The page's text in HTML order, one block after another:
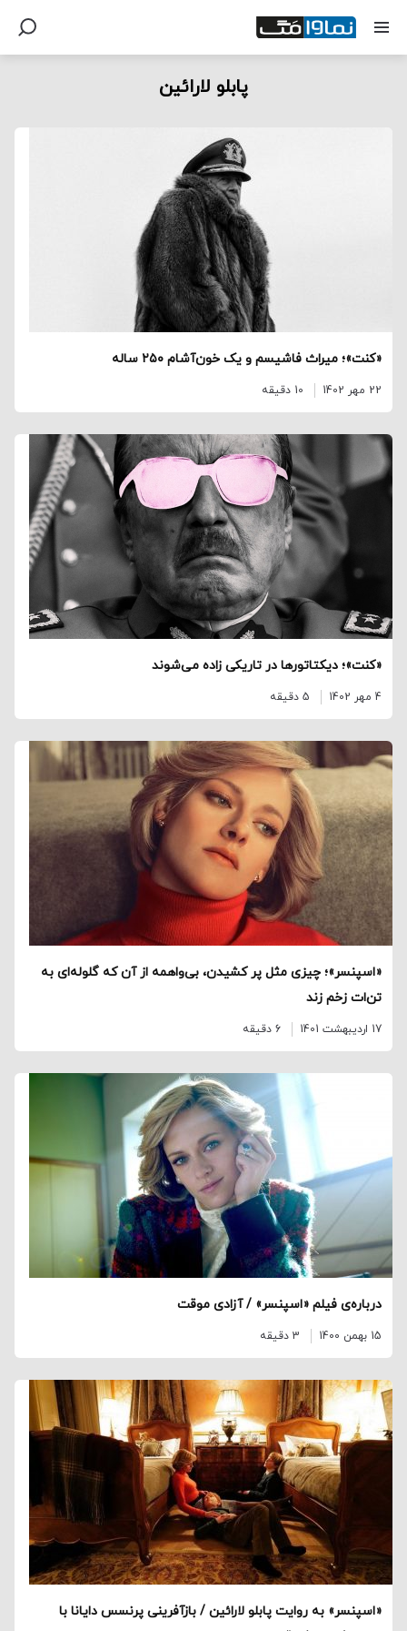
پابلو لارائین
«کنت»؛ میراث فاشیسم و یک خون‌آشام ۲۵۰ ساله
22 مهر 1402 10 دقیقه
«کنت»؛ دیکتاتورها در تاریکی زاده می‌شوند
4 مهر 1402 5 دقیقه
«اسپنسر»؛ چیزی مثل پر کشیدن، بی‌واهمه از آن که گلوله‌ای به
تن‌ات زخم زند
17 اردیبهشت 1401 6 دقیقه
درباره‌ی فیلم «اسپنسر» / آزادی موقت
15 بهمن 1400 3 دقیقه
«اسپنسر» به روایت پابلو لارائین / بازآفرینی پرنسس دایانا با